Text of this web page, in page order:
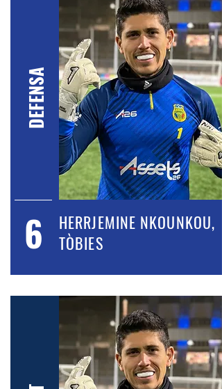
DEFENSA
6
HERRJEMINE NKOUNKOU,
TÒBIES